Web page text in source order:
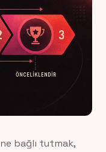
bağlı tutmak,